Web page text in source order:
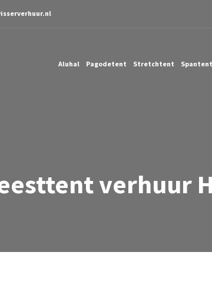
Aluhal Pagodetent Stretchtent Spantent
verhuur